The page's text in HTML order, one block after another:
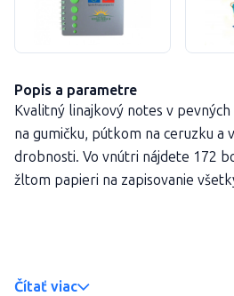
Popis a parametre
Kvalitný linajkový notes v
na gumičku, pútkom na ceruzku a
drobnosti. Vo vnútri nájdete 172
žltom papieri na zapisovanie
Čítať viac